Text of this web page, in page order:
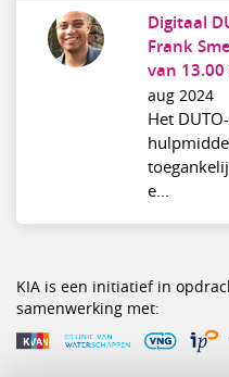
Digitaal
Frank
van
aug 2024
Het
e...
KIA is een initiatief in
samenwerking met: